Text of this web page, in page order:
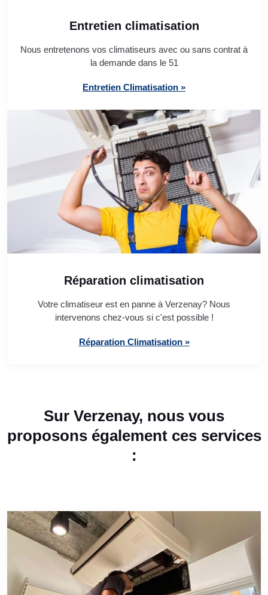
Entretien climatisation
Nous entretenons vos climatiseurs avec ou sans contrat à
la demande dans le 51
Entretien Climatisation »
Réparation climatisation
Votre climatiseur est en panne à Verzenay? Nous
intervenons chez-vous si c'est possible !
Réparation Climatisation »
Sur Verzenay, nous vous
proposons également ces services
: